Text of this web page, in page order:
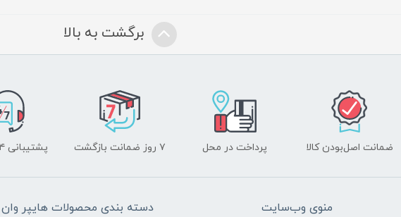
برگشت به بالا
ضمانت اصل‌بودن کالا پرداخت در محل ۷ روز ضمانت بازگشت پشتیبانی ۲۴ ساعته
منوی وب‌سایت
دسته بندی محصولات هایپر وان